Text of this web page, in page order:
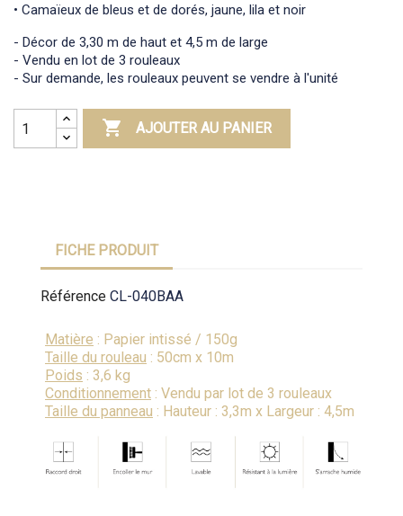
• Camaïeux de bleus et de dorés, jaune, lila et noir
- Décor de 3,30 m de haut et 4,5 m de large
- Vendu en lot de 3 rouleaux
- Sur demande, les rouleaux peuvent se vendre à l'unité
 AJOUTER AU PANIER
FICHE PRODUIT
Référence CL-040BAA
Matière : Papier intissé / 150g
Taille du rouleau : 50cm x 10m
Poids : 3,6 kg
Conditionnement : Vendu par lot de 3 rouleaux
Taille du panneau : Hauteur : 3,3m x Largeur : 4,5m